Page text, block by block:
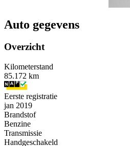
Auto gegevens
Overzicht
Kilometerstand
85.172 km
Eerste registratie
jan 2019
Brandstof
Benzine
Transmissie
Handgeschakeld